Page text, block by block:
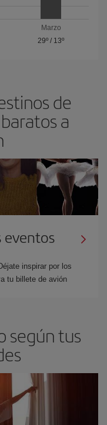
Marzo
29º / 13º
de
a
eventos
inspirar por los
tu billete de avión
según tus